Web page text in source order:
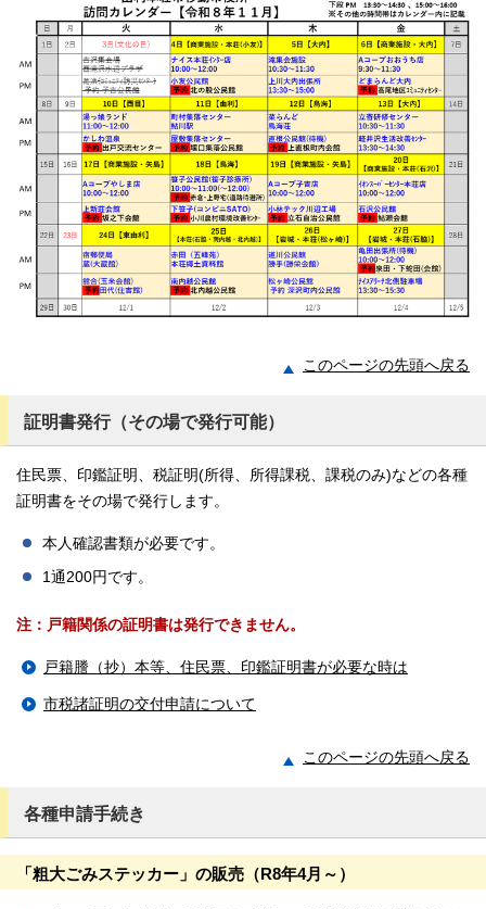
このページの先頭へ戻る
証明書発行（その場で発行可能）
住民票、印鑑証明、税証明(所得、所得課税、課税のみ)などの各種
証明書をその場で発行します。
本人確認書類が必要です。
1通200円です。
注：戸籍関係の証明書は発行できません。
戸籍謄（抄）本等、住民票、印鑑証明書が必要な時は
市税諸証明の交付申請について
このページの先頭へ戻る
各種申請手続き
「粗大ごみステッカー」の販売（R8年4月～）